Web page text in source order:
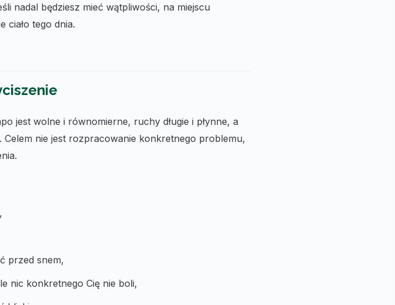
nadal będziesz mieć wątpliwości, na miejscu
ciało tego dnia.
jest wolne i równomierne, ruchy długie i płynne, a
Celem nie jest rozpracowanie konkretnego problemu,
przed snem,
nic konkretnego Cię nie boli,